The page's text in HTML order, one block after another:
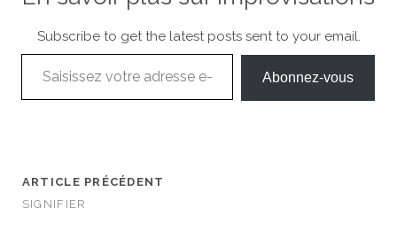
Subscribe to get the latest posts sent to your email.
Saisissez votre adresse e-mail…
Abonnez-vous
ARTICLE PRÉCÉDENT
SIGNIFIER